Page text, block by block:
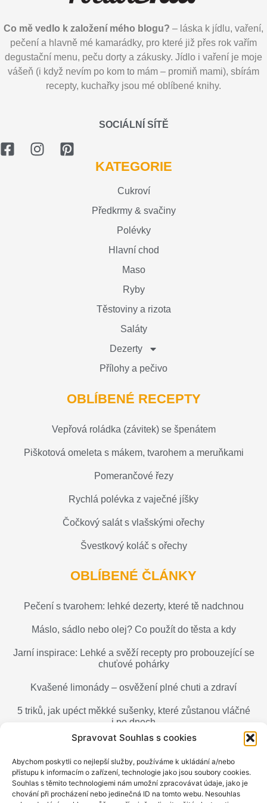
Spravovat Souhlas s cookies
Abychom poskytli co nejlepší služby, používáme k ukládání a/nebo
přístupu k informacím o zařízení, technologie jako jsou soubory cookies.
Souhlas s těmito technologiemi nám umožní zpracovávat údaje, jako je
chování při procházení nebo jedinečná ID na tomto webu. Nesouhlas
Co mě vedlo k založení mého blogu? – láska k jídlu, vaření,
pečení a hlavně mé kamarádky, pro které již přes rok vařím
degustační menu, peču dorty a zákusky. Jídlo i vaření je moje
vášeň (i když nevím po kom to mám – promiň mami), sbírám
recepty, kuchařky jsou mé oblíbené knihy.
SOCIÁLNÍ SÍTĚ
KATEGORIE
Cukroví
Předkrmy & svačiny
Polévky
Hlavní chod
Maso
Ryby
Těstoviny a rizota
Saláty
Dezerty
Přílohy a pečivo
OBLÍBENÉ RECEPTY
Vepřová roládka (závitek) se špenátem
Piškotová omeleta s mákem, tvarohem a meruňkami
Pomerančové řezy
Rychlá polévka z vaječné jíšky
Čočkový salát s vlašskými ořechy
Švestkový koláč s ořechy
OBLÍBENÉ ČLÁNKY
Pečení s tvarohem: lehké dezerty, které tě nadchnou
Máslo, sádlo nebo olej? Co použít do těsta a kdy
Jarní inspirace: Lehké a svěží recepty pro probouzející se
chuťové pohárky
Kvašené limonády – osvěžení plné chuti a zdraví
5 triků, jak upéct měkké sušenky, které zůstanou vláčné
i po dnech
Masopust – svátek veselí a poctivého jídla